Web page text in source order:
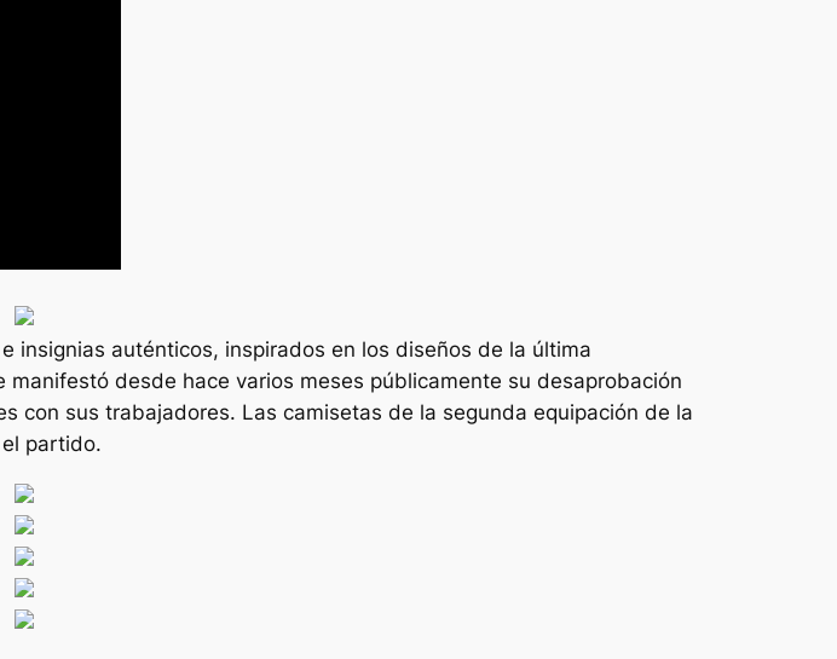
insignias auténticos, inspirados en los diseños de la última
desde hace varios meses públicamente su desaprobación
con sus trabajadores. Las camisetas de la segunda equipación de la
partido.